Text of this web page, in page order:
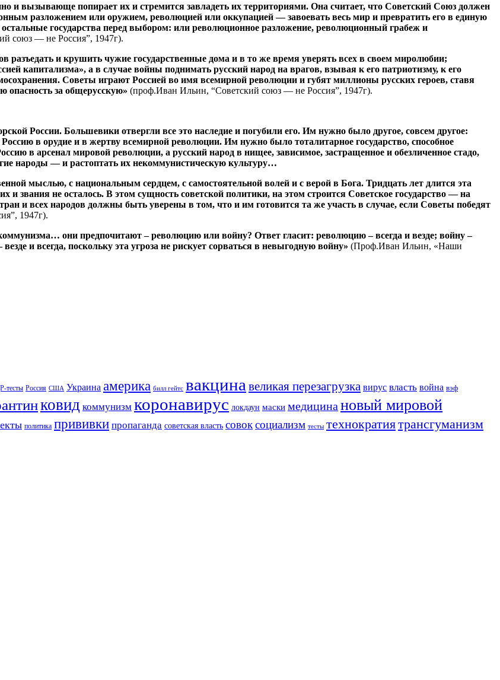
и вызывающе попирает их и стремится завладеть их территориями. Она считает, что Советский Союз должен
разложением или оружием, революцией или оккупацией — завоевать весь мир и превратить его в единую
государства перед выбором: или революционное разложение, революционный грабеж и
союз — не Россия”, 1947г).
разъедать и крушить чужие государственные дома и в то же время уверять всех в своем миролюбии;
капитализма», а в случае войны поднимать русский народ на врагов, взывая к его патриотизму, к его
Советы играют Россией во имя всемирной революции и губят миллионы русских героев, ставя
за общерусскую» (проф.Иван Ильин, “Советский союз — не Россия”, 1947г).
России. Большевики отвергли все это наследие и погубили его. Им нужно было другое, совсем другое:
в орудие и в жертву всемирной революции. Им нужно было тоталитарное государство, способное
в арсенал мировой революции, а русский народ в нищее, зависимое, застращенное и обезличенное стадо,
народы — и растоптать их некоммунистическую культуру…
мыслью, с национальным сердцем, с самостоятельной волей и с верой в Бога. Тридцать лет длится эта
звания не осталось. В этом сущность советской политики, на этом строится Советское государство — на
и всех народов должны быть уверены в том, что и им готовится та же участь в случае, если Советы победят
1947г).
они предпочитают – революцию или войну? Ответ гласит: революцию – всегда и везде; войну –
и всегда, поскольку эта угроза не рискует сорваться в невыгодную войну» (Проф.Иван Ильин, «Наши
тесты Россия США Украина америка билл гейтс вакцина великая перезагрузка вирус власть война вэф
ковид коммунизм коронавирус локдаун маски медицина новый мировой
политика прививки пропаганда советская власть совоксоциализм тесты технократиятрансгуманизм